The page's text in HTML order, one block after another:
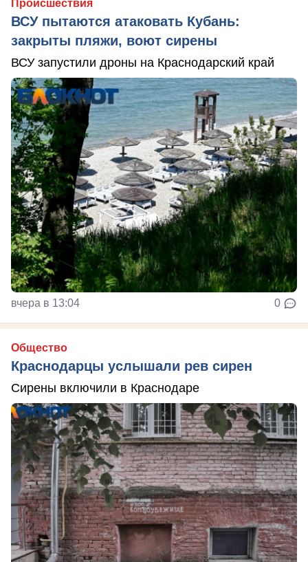
Происшествия
ВСУ пытаются атаковать Кубань:
закрыты пляжи, воют сирены
ВСУ запустили дроны на Краснодарский край
вчера в 13:04 0
Общество
Краснодарцы услышали рев сирен
Сирены включили в Краснодаре